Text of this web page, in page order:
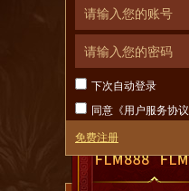
下次自动登录
同意《用户服务协议
免费注册